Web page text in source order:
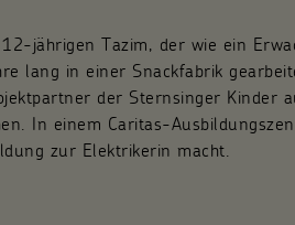
jährigen Tazim, der wie ein
lang in einer Snackfabrik
der Sternsinger Kinder
In einem Caritas-
zur Elektrikerin macht.